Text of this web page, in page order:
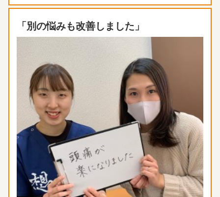
「別の悩みも改善しました」